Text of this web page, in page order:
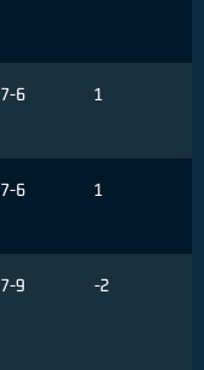
7-6 1
7-6 1
7-9 -2